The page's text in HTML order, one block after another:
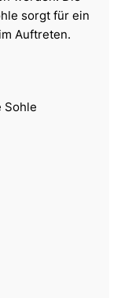
sorgt für ein
Auftreten.
Sohle